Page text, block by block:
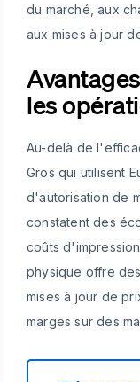
du marché, aux
aux mises à jour
les
Au-delà de
Gros qui utilisent
d'autorisation de
constatent des
coûts
physique offre
mises à jour de
marges sur des